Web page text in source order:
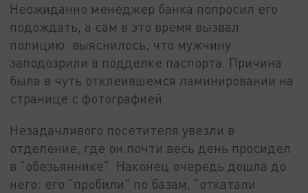
Неожиданно менеджер банка попросил его
подождать, а сам в это время вызвал
полицию: выяснилось, что мужчину
заподозрили в подделке паспорта. Причина
была в чуть отклеившемся ламинировании на
странице с фотографией.
Незадачливого посетителя увезли в
отделение, где он почти весь день просидел
в "обезьяннике". Наконец очередь дошла до
него: его "пробили" по базам, "откатали